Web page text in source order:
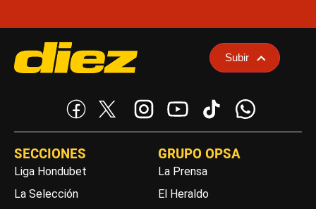
Subir
SECCIONES
Liga Hondubet
La Selección
GRUPO OPSA
La Prensa
El Heraldo